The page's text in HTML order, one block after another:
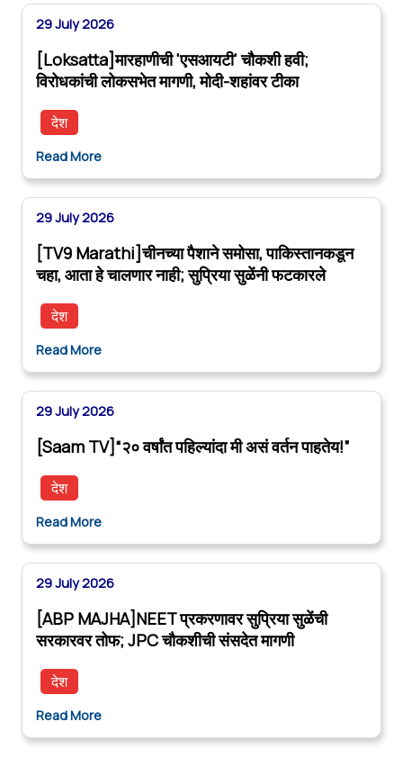
29 July 2026
[Loksatta]मारहाणीची 'एसआयटी' चौकशी हवी;
विरोधकांची लोकसभेत मागणी, मोदी-शहांवर टीका
देश
Read More
29 July 2026
[TV9 Marathi]चीनच्या पैशाने समोसा, पाकिस्तानकडून
चहा, आता हे चालणार नाही; सुप्रिया सुळेंनी फटकारले
देश
Read More
29 July 2026
[Saam TV]“२० वर्षांत पहिल्यांदा मी असं वर्तन पाहतेय!”
देश
Read More
29 July 2026
[ABP MAJHA]NEET प्रकरणावर सुप्रिया सुळेंची
सरकारवर तोफ; JPC चौकशीची संसदेत मागणी
देश
Read More